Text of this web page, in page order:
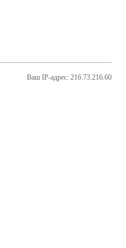
Ваш IP-адрес: 216.73.216.60